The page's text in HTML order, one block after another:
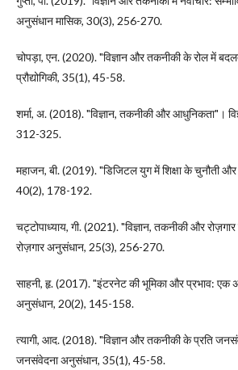
अनुसंधान मासिक, 30(3), 256-270.
चोपड़ा, एन. (2020). "विज्ञान और तकनीकी के रोल में
प्रौद्योगिकी, 35(1), 45-58.
शर्मा, अ. (2018). "विज्ञान, तकनीकी और आधुनिकता"।
312-325.
महाजन, बी. (2019). "डिजिटल युग में शिक्षा के चुनौती और
40(2), 178-192.
चट्टोपाध्याय, गी. (2021). "विज्ञान, तकनीकी और
रोज़गार अनुसंधान, 25(3), 256-270.
साहनी, हृ. (2017). "इंटरनेट की भूमिका और प्रभाव:
अनुसंधान, 20(2), 145-158.
त्यागी, आद. (2018). "विज्ञान और तकनीकी के प्रति
जनसंवेदना अनुसंधान, 35(1), 45-58.